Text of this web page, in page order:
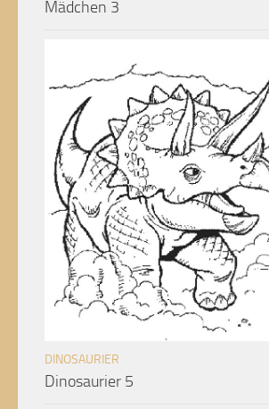
Mädchen 3
DINOSAURIER
Dinosaurier 5